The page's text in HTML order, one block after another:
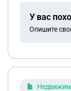
У вас
Опишите